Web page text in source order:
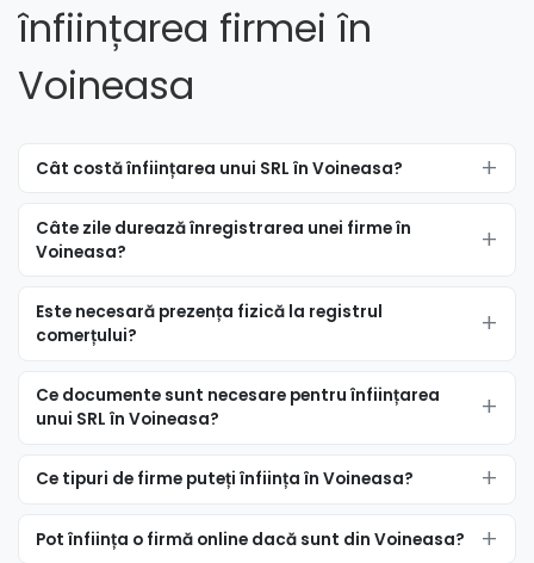
înființarea firmei în
Voineasa
Cât costă înființarea unui SRL în Voineasa?
Câte zile durează înregistrarea unei firme în
Voineasa?
Este necesară prezența fizică la registrul
comerțului?
Ce documente sunt necesare pentru înființarea
unui SRL în Voineasa?
Ce tipuri de firme puteți înființa în Voineasa?
Pot înființa o firmă online dacă sunt din Voineasa?